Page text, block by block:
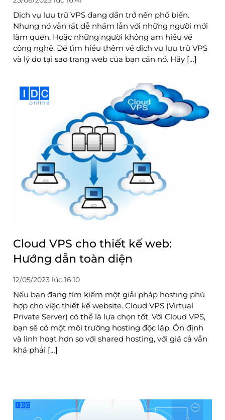
Dịch vụ lưu trữ VPS đang dần trở nên phổ biến.
Nhưng nó vẫn rất dễ nhầm lẫn với những người mới
làm quen. Hoặc những người không am hiểu về
công nghệ. Để tìm hiểu thêm về dịch vụ lưu trữ VPS
và lý do tại sao trang web của bạn cần nó. Hãy […]
Cloud VPS cho thiết kế web:
Hướng dẫn toàn diện
12/05/2023 lúc 16:10
Nếu bạn đang tìm kiếm một giải pháp hosting phù
hợp cho việc thiết kế website. Cloud VPS (Virtual
Private Server) có thể là lựa chọn tốt. Với Cloud VPS,
bạn sẽ có một môi trường hosting độc lập. Ổn định
và linh hoạt hơn so với shared hosting, với giá cả vẫn
khá phải […]